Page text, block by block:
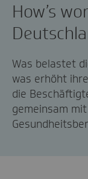
How’s
Was belastet
was erhöht
die
gemeinsam